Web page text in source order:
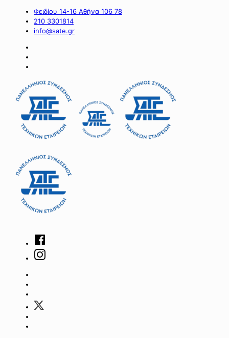
Φειδίου 14-16 Αθήνα 106 78
210 3301814
info@sate.gr